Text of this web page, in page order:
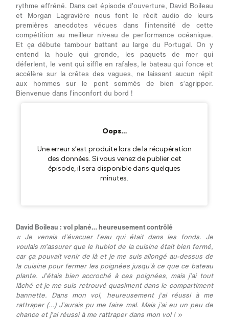
rythme effréné. Dans cet épisode d’ouverture, David Boileau
et Morgan Lagravière nous font le récit audio de leurs
premières anecdotes vécues dans l’intensité de cette
compétition au meilleur niveau de performance océanique.
Et ça débute tambour battant au large du Portugal. On y
entend la houle qui gronde, les paquets de mer qui
déferlent, le vent qui siffle en rafales, le bateau qui fonce et
accélère sur la crêtes des vagues, ne laissant aucun répit
aux hommes sur le pont sommés de bien s’agripper.
Bienvenue dans l’inconfort du bord !
David Boileau : vol plané… heureusement contrôlé
« Je venais d’évacuer l’eau qui était dans les fonds. Je
voulais m’assurer que le hublot de la cuisine était bien fermé,
car ça pouvait venir de là et je me suis allongé au-dessus de
la cuisine pour fermer les poignées jusqu’à ce que ce bateau
plante. J’étais bien accroché à ces poignées, mais j’ai tout
lâché et je me suis retrouvé quasiment dans le compartiment
bannette. Dans mon vol, heureusement j’ai réussi à me
rattraper (…) J’aurais pu me faire mal. Mais j’ai eu un peu de
chance et j’ai réussi à me rattraper dans mon vol ! »